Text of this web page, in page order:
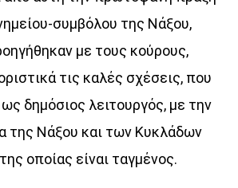
συμβόλου της Νάξου,
με τους κούρους,
τις καλές σχέσεις, που
δημόσιος λειτουργός, με την
της Νάξου και των Κυκλάδων
οποίας είναι ταγμένος.